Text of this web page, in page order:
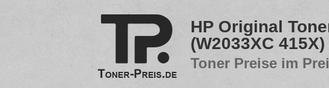
HP Original
(W2033XC 415X)
Toner Preise im